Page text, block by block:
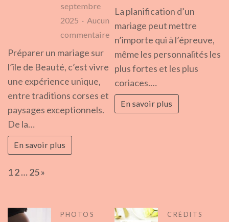
septembre
2025
Aucun
commentairesur
Astuces
pour
Préparer un mariage sur
l’île de Beauté, c’est vivre
une expérience unique,
entre traditions corses et
paysages exceptionnels.
De la…
En savoir plus
La planification d’un
mariage peut mettre
n’importe qui à l’épreuve,
même les personnalités les
plus fortes et les plus
coriaces.…
En savoir plus
Page:
12…25Next
»
PHOTOS
CRÉDITS